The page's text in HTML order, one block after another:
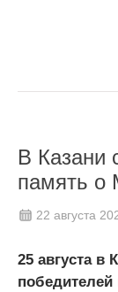
В Казани
память о
22 августа
25 августа в
победителей